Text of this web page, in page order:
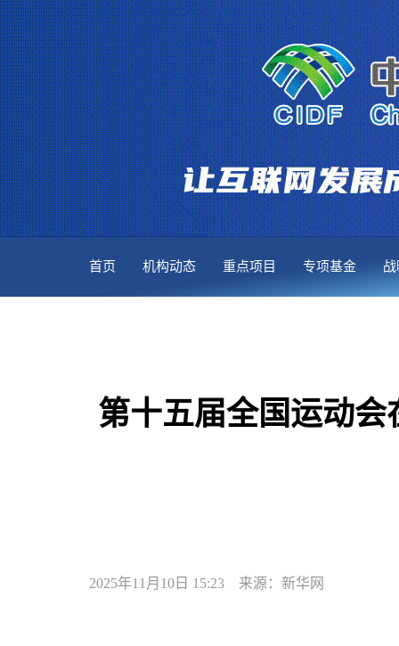
首页 机构动态 重点项目 专项基金
第十五届全国运动
2025年11月10日 15:23 来源：新华网